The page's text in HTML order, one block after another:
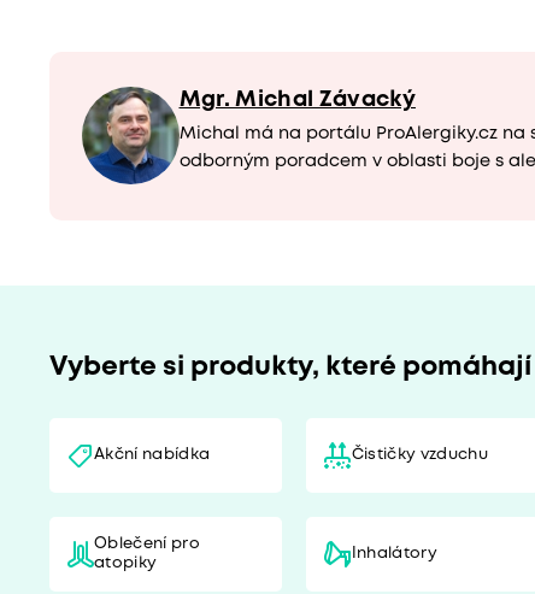
Mgr. Michal Závacký
Michal má na portálu ProAlergiky.cz
odborným poradcem v oblasti boje s
Vyberte si produkty, které pomáhají
Akční nabídka Čističky vzduchu
Oblečení pro
atopiky
Inhalátory